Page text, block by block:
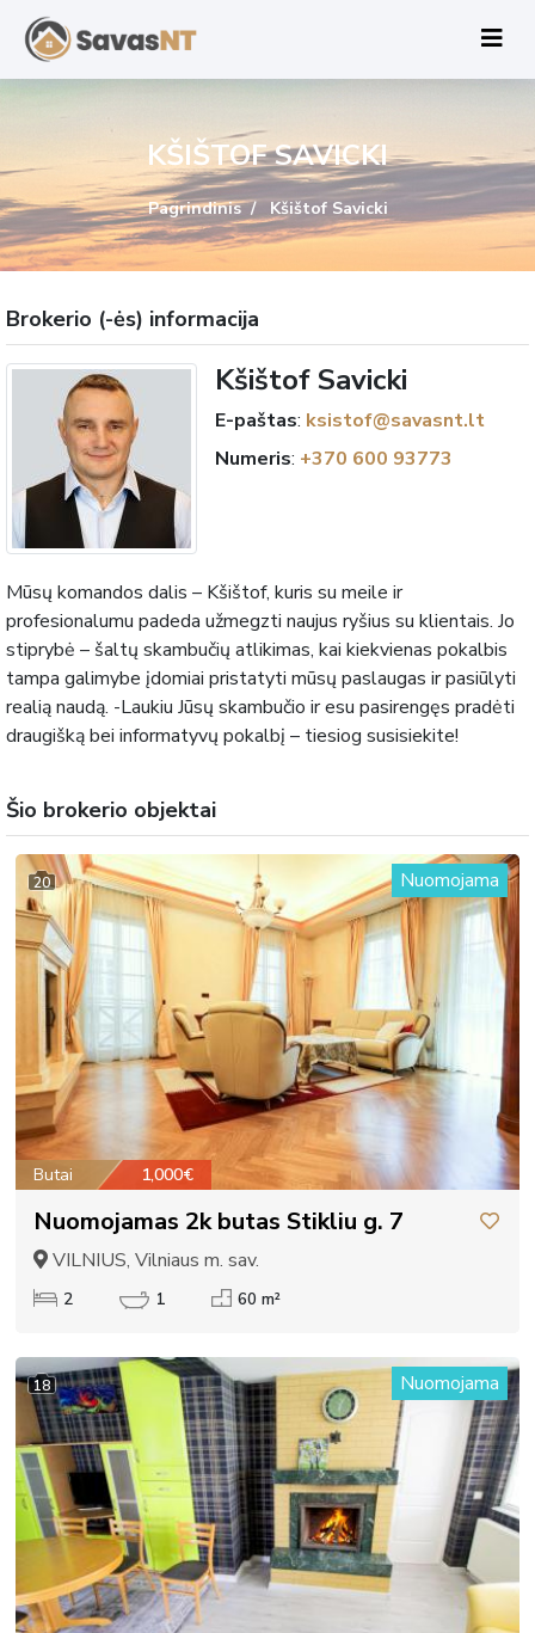
KŠIŠTOF SAVICKI
Pagrindinis Kšištof Savicki
Brokerio (-ės) informacija
Kšištof Savicki
E-paštas: ksistof@savasnt.lt
Numeris: +370 600 93773
Mūsų komandos dalis – Kšištof, kuris su meile ir
profesionalumu padeda užmegzti naujus ryšius su klientais. Jo
stiprybė – šaltų skambučių atlikimas, kai kiekvienas pokalbis
tampa galimybe įdomiai pristatyti mūsų paslaugas ir pasiūlyti
realią naudą. -Laukiu Jūsų skambučio ir esu pasirengęs pradėti
draugišką bei informatyvų pokalbį – tiesiog susisiekite!
Šio brokerio objektai
20 Nuomojama
Butai 1,000€
Nuomojamas 2k butas Stikliu g. 7
VILNIUS, Vilniaus m. sav.
2 1 60 m²
18 Nuomojama